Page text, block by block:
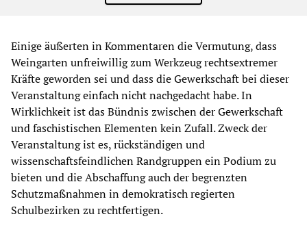
Einige äußerten in Kommentaren die Vermutung, dass
Weingarten unfreiwillig zum Werkzeug rechtsextremer
Kräfte geworden sei und dass die Gewerkschaft bei dieser
Veranstaltung einfach nicht nachgedacht habe. In
Wirklichkeit ist das Bündnis zwischen der Gewerkschaft
und faschistischen Elementen kein Zufall. Zweck der
Veranstaltung ist es, rückständigen und
wissenschaftsfeindlichen Randgruppen ein Podium zu
bieten und die Abschaffung auch der begrenzten
Schutzmaßnahmen in demokratisch regierten
Schulbezirken zu rechtfertigen.